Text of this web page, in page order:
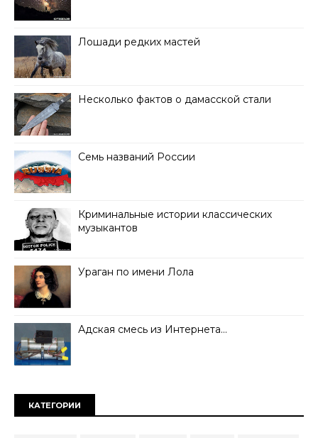
Лошади редких мастей
Несколько фактов о дамасской стали
Семь названий России
Криминальные истории классических
музыкантов
Ураган по имени Лола
Адская смесь из Интернета…
КАТЕГОРИИ